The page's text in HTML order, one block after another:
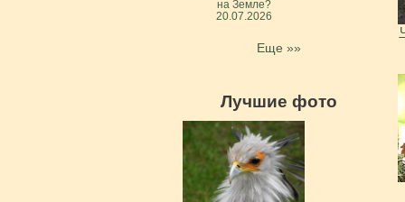
на Земле?
20.07.2026
Еще »»
Лучшие фото